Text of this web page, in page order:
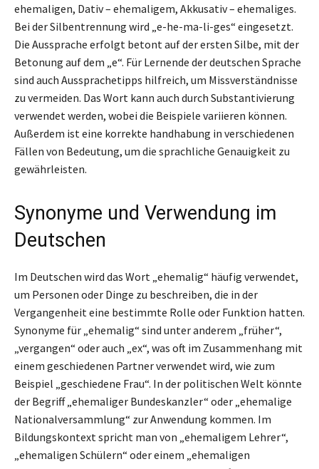
ehemaligen, Dativ – ehemaligem, Akkusativ – ehemaliges.
Bei der Silbentrennung wird „e-he-ma-li-ges“ eingesetzt.
Die Aussprache erfolgt betont auf der ersten Silbe, mit der
Betonung auf dem „e“. Für Lernende der deutschen Sprache
sind auch Aussprachetipps hilfreich, um Missverständnisse
zu vermeiden. Das Wort kann auch durch Substantivierung
verwendet werden, wobei die Beispiele variieren können.
Außerdem ist eine korrekte handhabung in verschiedenen
Fällen von Bedeutung, um die sprachliche Genauigkeit zu
gewährleisten.
Synonyme und Verwendung im
Deutschen
Im Deutschen wird das Wort „ehemalig“ häufig verwendet,
um Personen oder Dinge zu beschreiben, die in der
Vergangenheit eine bestimmte Rolle oder Funktion hatten.
Synonyme für „ehemalig“ sind unter anderem „früher“,
„vergangen“ oder auch „ex“, was oft im Zusammenhang mit
einem geschiedenen Partner verwendet wird, wie zum
Beispiel „geschiedene Frau“. In der politischen Welt könnte
der Begriff „ehemaliger Bundeskanzler“ oder „ehemalige
Nationalversammlung“ zur Anwendung kommen. Im
Bildungskontext spricht man von „ehemaligem Lehrer“,
„ehemaligen Schülern“ oder einem „ehemaligen